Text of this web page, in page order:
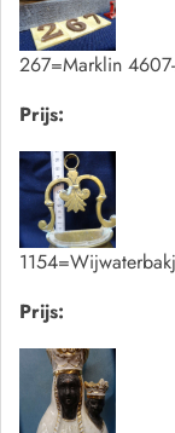
267=Marklin
Prijs:
Prijs: